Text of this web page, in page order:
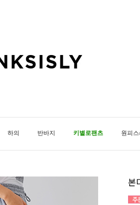
하의 반바지 키별로팬츠 원피
본